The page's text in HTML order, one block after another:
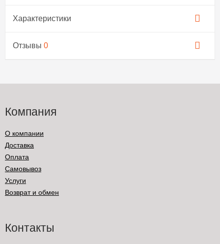
Характеристики
Отзывы 0
Компания
О компании
Доставка
Оплата
Самовывоз
Услуги
Возврат и обмен
Контакты